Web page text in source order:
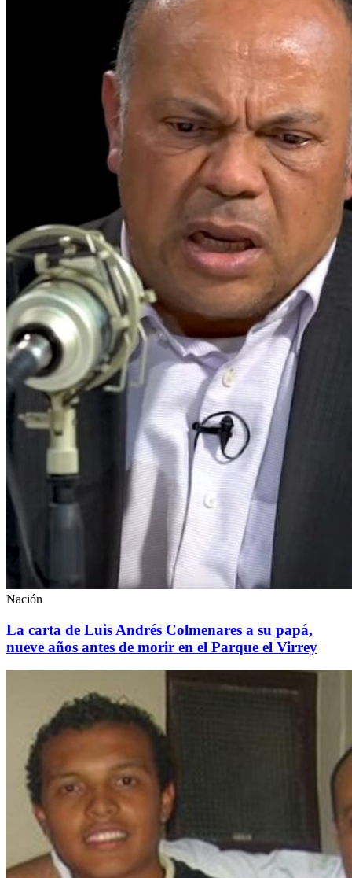
Nación
La carta de Luis Andrés Colmenares a su papá,
nueve años antes de morir en el Parque el Virrey